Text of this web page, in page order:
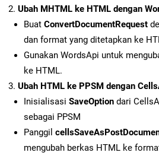
Ubah MHTML ke HTML dengan
Buat ConvertDocumentRequest
dan format yang ditetapkan ke
Gunakan WordsApi untuk
ke HTML.
Ubah HTML ke PPSM dengan
Inisialisasi SaveOption dari
sebagai PPSM
Panggil
mengubah berkas HTML ke